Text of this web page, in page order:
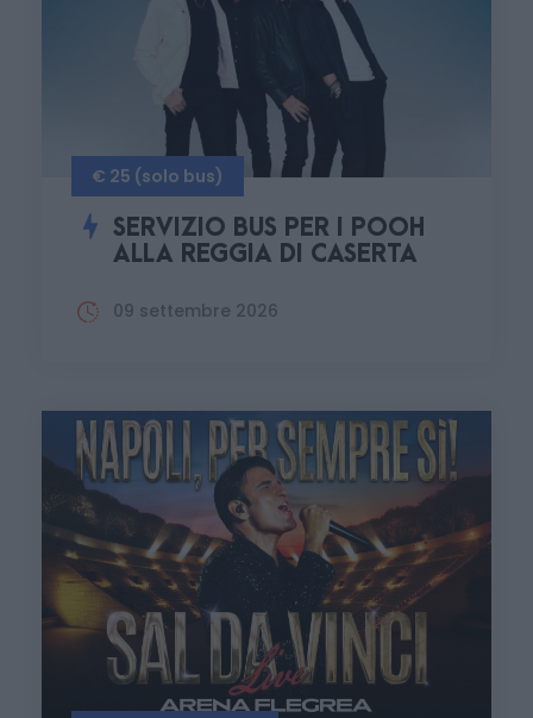
€ 25 (solo bus)
SERVIZIO BUS PER I POOH
ALLA REGGIA DI CASERTA
09 settembre 2026